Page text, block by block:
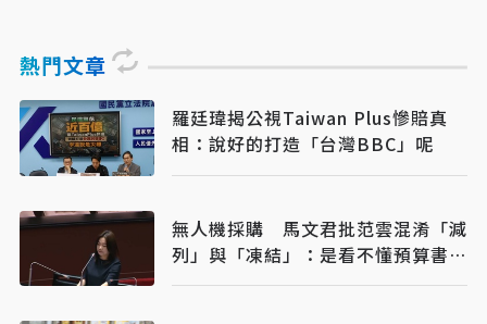
熱門文章
羅廷瑋揭公視Taiwan Plus慘賠真
相：說好的打造「台灣BBC」呢
無人機採購 馬文君批范雲混淆「減
列」與「凍結」：是看不懂預算書還
是帶風向？